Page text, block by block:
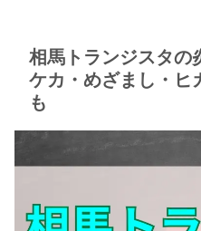
相馬トランジスタの
ケカ・めざまし・ヒ
も